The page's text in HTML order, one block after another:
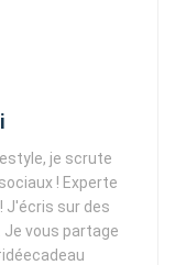
je scrute
! Experte
J'écris sur des
vous partage